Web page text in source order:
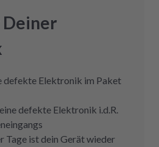
defekte Elektronik im Paket
defekte Elektronik i.d.R.
Tage ist dein Gerät wieder